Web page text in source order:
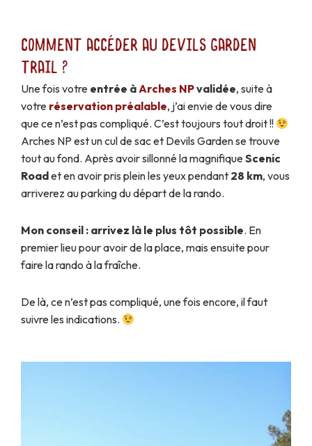
Comment accéder au Devils Garden
Trail ?
Une fois votre entrée àArches NPvalidée, suite à
votre réservation préalable, j’ai envie de vous dire
que ce n’est pas compliqué. C’est toujours tout droit !!
Arches NP est un cul de sac et Devils Garden se trouve
tout au fond. Après avoir sillonné la magnifiqueScenic
Roadet en avoir pris plein les yeux pendant 28 km, vous
arriverez au parking du départ de la rando.
Mon conseil : arrivez là le plus tôt possible. En
premier lieu pour avoir de la place, mais ensuite pour
faire la rando à la fraîche.
De là, ce n’est pas compliqué, une fois encore, il faut
suivre les indications.